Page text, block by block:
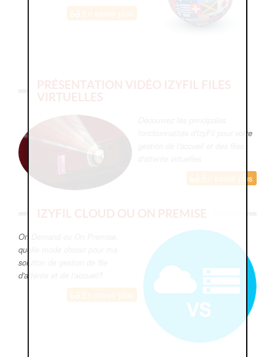
PRÉSENTATION VIDÉO IZYFIL FILES
VIRTUELLES
fonctionnalités d'IzyFil pour votre
En savoir plus
IZYFIL CLOUD OU ON PREMISE
On Demand ou On Premise,
quelle mode choisir pour ma
solution de gestion de file
d'attente et de l'accueil?